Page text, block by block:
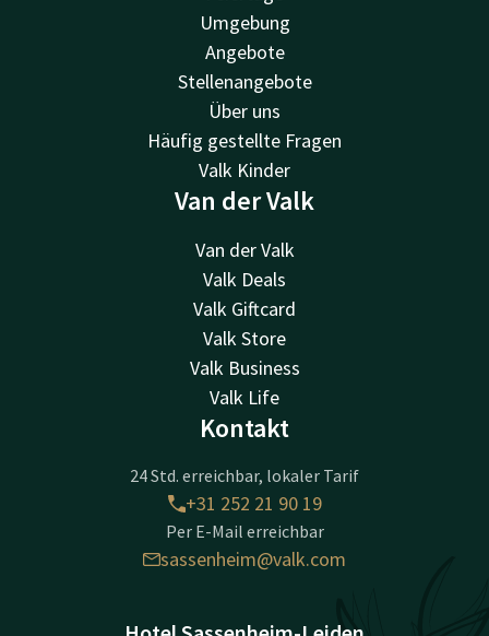
Umgebung
Angebote
Stellenangebote
Über uns
Häufig gestellte Fragen
Valk Kinder
Van der Valk
Van der Valk
Valk Deals
Valk Giftcard
Valk Store
Valk Business
Valk Life
Kontakt
24 Std. erreichbar, lokaler Tarif
+31 252 21 90 19
Per E-Mail erreichbar
sassenheim@valk.com